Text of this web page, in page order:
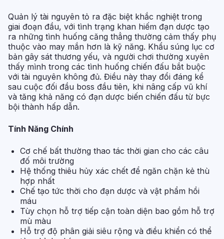
Quản lý tài nguyên tỏ ra đặc biệt khắc nghiệt trong
giai đoạn đầu, với tình trạng khan hiếm đạn dược tạo
ra những tình huống căng thẳng thường cảm thấy phụ
thuộc vào may mắn hơn là kỹ năng. Khẩu súng lục cơ
bản gây sát thương yếu, và người chơi thường xuyên
thấy mình trong các tình huống chiến đấu bắt buộc
với tài nguyên không đủ. Điều này thay đổi đáng kể
sau cuộc đối đầu boss đầu tiên, khi nâng cấp vũ khí
và tăng khả năng có đạn dược biến chiến đấu từ bực
bội thành hấp dẫn.
Tính Năng Chính
Cơ chế bất thường thao tác thời gian cho các câu
đố môi trường
Hệ thống thiêu hủy xác chết để ngăn chặn kẻ thù
hợp nhất
Chế tạo tức thời cho đạn dược và vật phẩm hồi
máu
Tùy chọn hỗ trợ tiếp cận toàn diện bao gồm hỗ trợ
mù màu
Hỗ trợ độ phân giải siêu rộng và điều khiển có thể